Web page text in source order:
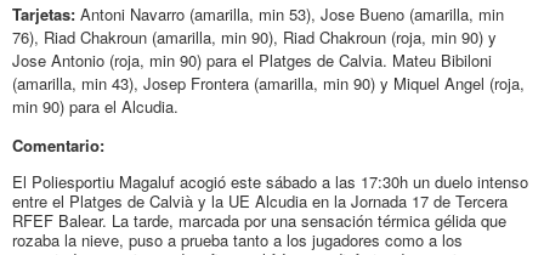
Tarjetas: Antoni Navarro (amarilla, min 53), Jose Bueno (amarilla, min
76), Riad Chakroun (amarilla, min 90), Riad Chakroun (roja, min 90) y
Jose Antonio (roja, min 90) para el Platges de Calvia. Mateu Bibiloni
(amarilla, min 43), Josep Frontera (amarilla, min 90) y Miquel Angel (roja,
min 90) para el Alcudia.
Comentario:
El Poliesportiu Magaluf acogió este sábado a las 17:30h un duelo intenso
entre el Platges de Calvià y la UE Alcudia en la Jornada 17 de Tercera
RFEF Balear. La tarde, marcada por una sensación térmica gélida que
rozaba la nieve, puso a prueba tanto a los jugadores como a los